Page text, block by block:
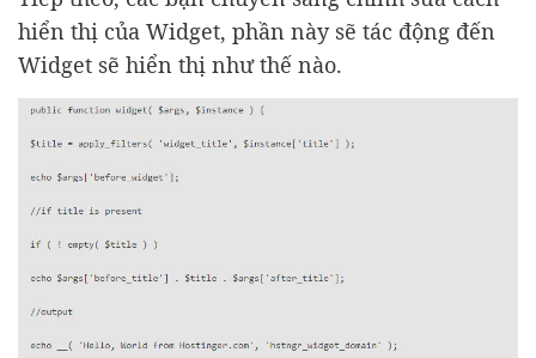
hiển thị của Widget, phần này sẽ tác động đến
Widget sẽ hiển thị như thế nào.